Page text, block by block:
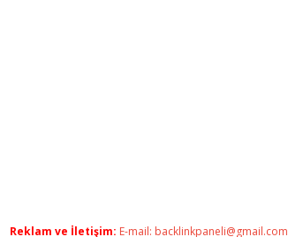
Reklam ve İletişim: E-mail: backlinkpaneli@gmail.com